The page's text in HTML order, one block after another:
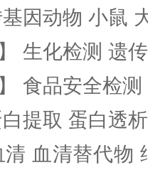
基因动物 小鼠
生化检测 遗
食品安全检
白提取 蛋白透
清 血清替代物